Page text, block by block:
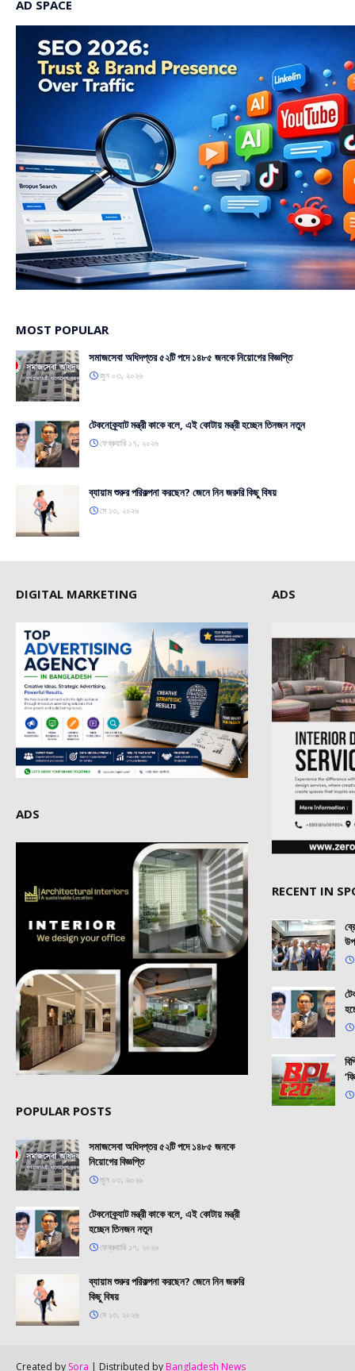
AD SPACE
MOST POPULAR
সমাজসেবা অধিদপ্তর ৫২টি পদে ১৪৮৫ জনকে নিয়োগের বিজ্ঞপ্তি
জুন ০৩, ২০২৬
টেকনোক্র্যাট মন্ত্রী কাকে বলে, এই কোটায় মন্ত্রী হচ্ছেন তিনজন নতুন
ফেব্রুয়ারি ১৭, ২০২৬
ব্যায়াম শুরুর পরিকল্পনা করছেন? জেনে নিন জরুরি কিছু বিষয়
মে ১৩, ২০২৬
DIGITAL MARKETING
ADS
POPULAR POSTS
সমাজসেবা অধিদপ্তর ৫২টি পদে ১৪৮৫ জনকে
নিয়োগের বিজ্ঞপ্তি
জুন ০৩, ২০২৬
টেকনোক্র্যাট মন্ত্রী কাকে বলে, এই কোটায় মন্ত্রী
হচ্ছেন তিনজন নতুন
ফেব্রুয়ারি ১৭, ২০২৬
ব্যায়াম শুরুর পরিকল্পনা করছেন? জেনে নিন জরুরি
কিছু বিষয়
মে ১৩, ২০২৬
ADS
RECENT IN
Created by Sora | Distributed by Bangladesh News